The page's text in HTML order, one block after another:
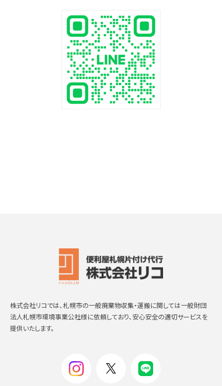
株式会社リコでは、札幌市の一般廃棄物収集・運搬に関しては一般財団
法人札幌市環境事業公社様に依頼しており、安心安全の適切サービスを
提供いたします。